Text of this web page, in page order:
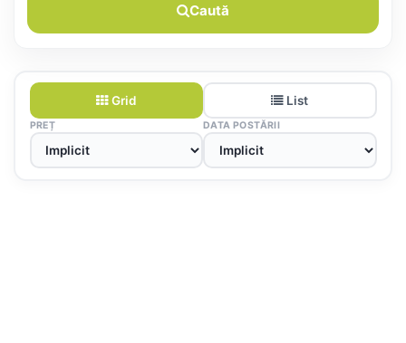
Caută
Grid List
PREȚ DATA POSTĂRII